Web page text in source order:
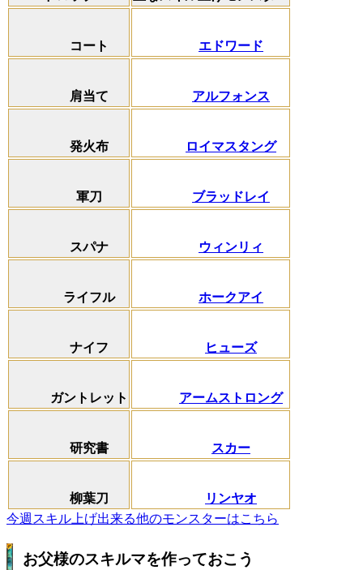
コート エドワード
肩当て アルフォンス
発火布 ロイマスタング
軍刀 ブラッドレイ
スパナ ウィンリィ
ライフル ホークアイ
ナイフ ヒューズ
ガントレット アームストロング
研究書 スカー
柳葉刀
リンヤオ
今週スキル上げ出来る他のモンスターはこちら
お父様のスキルマを作っておこう